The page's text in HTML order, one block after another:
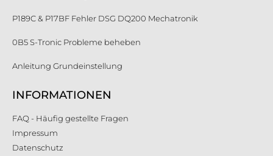
P189C & P17BF Fehler DSG DQ200 Mechatronik
0B5 S-Tronic Probleme beheben
Anleitung Grundeinstellung
INFORMATIONEN
FAQ - Häufig gestellte Fragen
Impressum
Datenschutz